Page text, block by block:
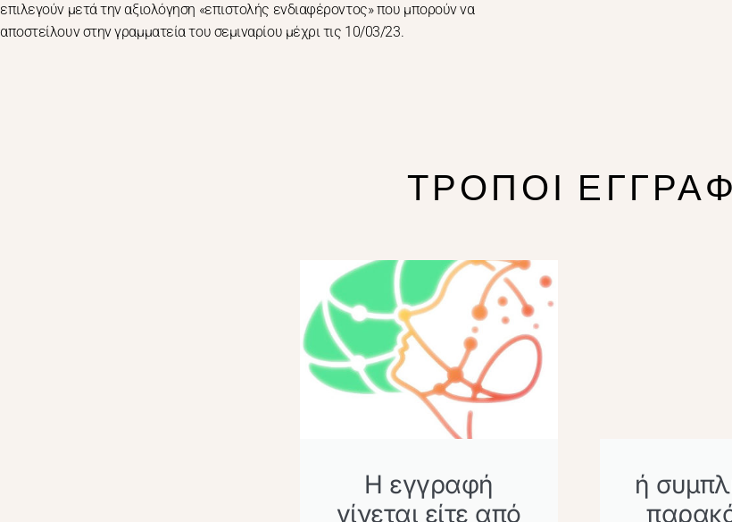
επιλεγούν μετά την αξιολόγηση «επιστολής ενδιαφέροντος» που μπορούν να
αποστείλουν στην γραμματεία του σεμιναρίου μέχρι τις 10/03/23.
ΤΡΟΠΟΙ
Η εγγραφή
γίνεται είτε από
ή